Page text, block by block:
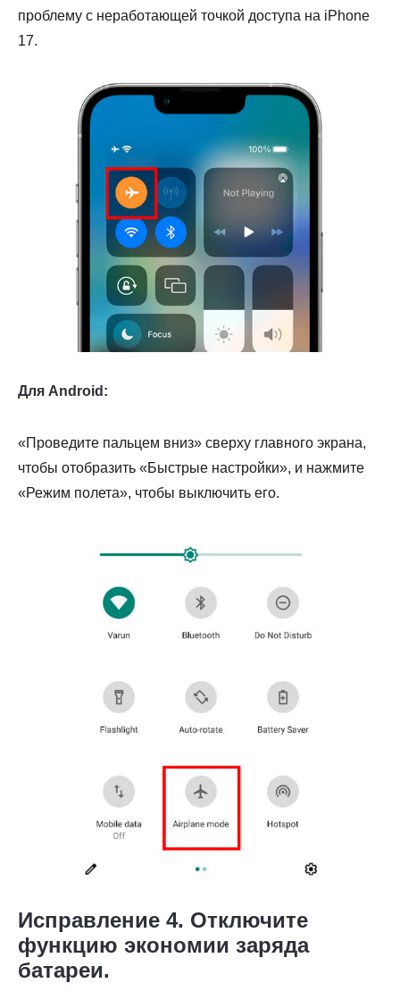
проблему с неработающей точкой доступа на iPhone
17.
Для Android:
«Проведите пальцем вниз» сверху главного экрана,
чтобы отобразить «Быстрые настройки», и нажмите
«Режим полета», чтобы выключить его.
Исправление 4. Отключите
функцию экономии заряда
батареи.